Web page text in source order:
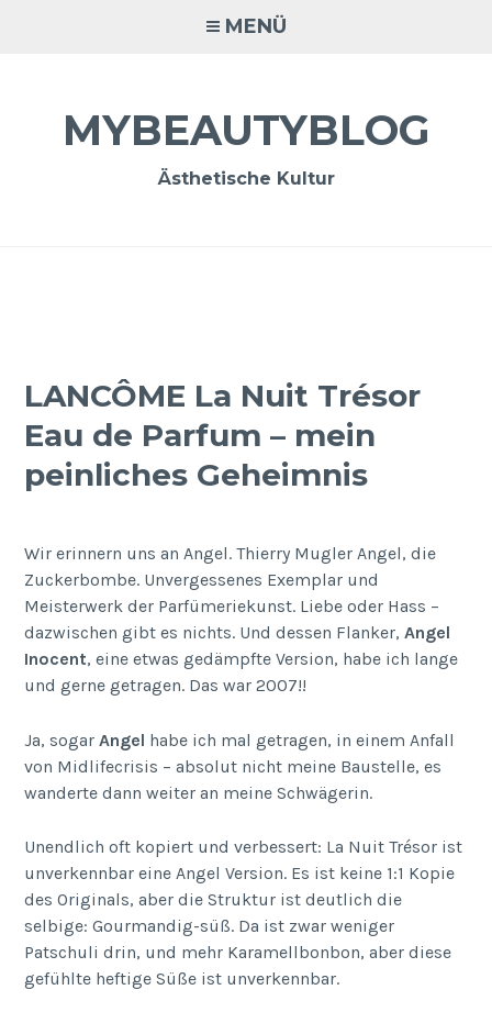
MENÜ
MYBEAUTYBLOG
Ästhetische Kultur
LANCÔME La Nuit Trésor
Eau de Parfum – mein
peinliches Geheimnis
Wir erinnern uns an Angel. Thierry Mugler Angel, die
Zuckerbombe. Unvergessenes Exemplar und
Meisterwerk der Parfümeriekunst. Liebe oder Hass –
dazwischen gibt es nichts. Und dessen Flanker,Angel
Inocent, eine etwas gedämpfte Version, habe ich lange
und gerne getragen. Das war 2007!!
Ja, sogar Angel habe ich mal getragen, in einem Anfall
von Midlifecrisis – absolut nicht meine Baustelle, es
wanderte dann weiter an meine Schwägerin.
Unendlich oft kopiert und verbessert: La Nuit Trésor ist
unverkennbar eine Angel Version. Es ist keine 1:1 Kopie
des Originals, aber die Struktur ist deutlich die
selbige: Gourmandig-süß. Da ist zwar weniger
Patschuli drin, und mehr Karamellbonbon, aber diese
gefühlte heftige Süße ist unverkennbar.